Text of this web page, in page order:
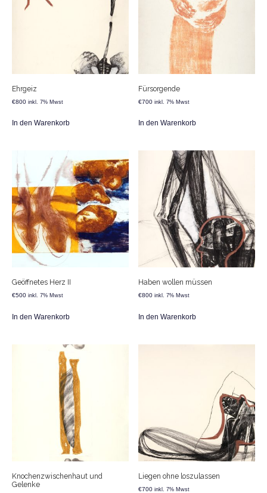
Ehrgeiz
€800 inkl. 7% Mwst
In den Warenkorb
Fürsorgende
€700 inkl. 7% Mwst
In den Warenkorb
Geöffnetes Herz II
€500 inkl. 7% Mwst
In den Warenkorb
Haben wollen müssen
€800 inkl. 7% Mwst
In den Warenkorb
Knochenzwischenhaut und
Gelenke
Liegen ohne loszulassen
€700 inkl. 7% Mwst